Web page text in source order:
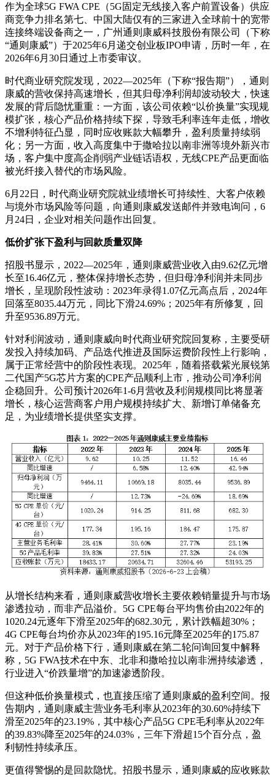
作为全球5G FWA CPE（5G固定无线接入客户前置设备）供应
商竞争力排名第七、中国大陆仅有的三家进入全球前十的宽带
连接终端设备商之一，广州通则康威科技股份有限公司（下称
“通则康威”）于2025年6月递交创业板IPO申请，历时一年，在
2026年6月30日通过上市委审议。
时代商业研究院发现，2022—2025年（下称“报告期”），通则
康威的营收保持高速增长，但其归母净利润却波动较大，快速
发展的背后隐忧重重：一方面，该公司依赖“以价换量”实现规
模扩张，核心产品价格持续下探，导致毛利率连年走低，增收
不增利特征凸显，同时应收账款大幅攀升，盈利质量持续弱
化；另一方面，收入高度集中于撒哈拉以南非洲等境外新兴市
场，客户集中度高企削弱产业链话语权，无线CPE产品更面临
被光纤接入替代的市场风险。
6月22日，时代商业研究院就业绩增长可持续性、大客户依赖
与境外市场风险等问题，向通则康威发送邮件并致电询问，6
月24日，企业对相关问题作出回复。
低价扩张下盈利与回款质量双降
招股书显示，2022—2025年，通则康威营业收入由9.62亿元增
长至16.46亿元，整体保持增长态势，但归母净利润并未同步
增长，呈现阶段性波动：2023年录得1.07亿元高点后，2024年
回落至8035.44万元，同比下滑24.69%；2025年有所修复，回
升至9536.89万元。
针对利润波动，通则康威向时代商业研究院回复称，主要受研
发投入持续加码、产品迭代推进及国际运费阶段性上行影响，
属于正常经营中的阶段性表现。2025年，随着搭载紫光展锐第
二代国产5G芯片方案的CPE产品顺利上市，推动公司净利润
企稳回升。公司预计2026年1-6月营收及利润规模同比将显著
增长，核心运营商客户用户规模持续扩大、新增订单储备充
足，为业绩增长提供坚实支撑。
从增长结构来看，通则康威营收增长主要依赖销量提升与市场
渗透拉动，而非产品溢价。5G CPE每台平均售价由2022年的
1020.24元逐年下滑至2025年的682.30元，累计跌幅超30%；
4G CPE每台均价亦从2023年的195.16元降至2025年的175.87
元。对于产品价格下行，通则康威在第二轮问询回复中解释
称，5G FWA技术在中东、北非和撒哈拉以南非洲持续渗透，
行业进入“价跌量增”的加速渗透阶段。
但这种低价换量模式，也直接压缩了通则康威的盈利空间。报
告期内，通则康威主营业务毛利率从2023年的30.60%持续下
滑至2025年的23.19%，其中核心产品5G CPE毛利率从2022年
的39.83%降至2025年的24.03%，三年下滑超15个百分点，盈
利韧性持续承压。
更值得警惕的是回款隐忧。招股书显示，通则康威的应收账款